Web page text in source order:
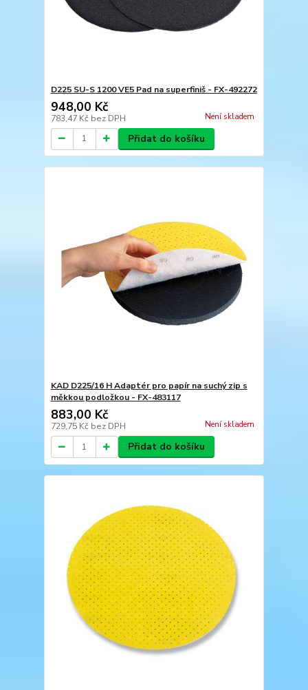
D225 SU-S 1200 VE5 Pad na superfiniš - FX-492272
948,00 Kč
783,47 Kč bez DPH Není skladem
Přidat do košíku
KAD D225/16 H Adaptér pro papír na suchý zip s
měkkou podložkou - FX-483117
883,00 Kč
729,75 Kč bez DPH Není skladem
Přidat do košíku